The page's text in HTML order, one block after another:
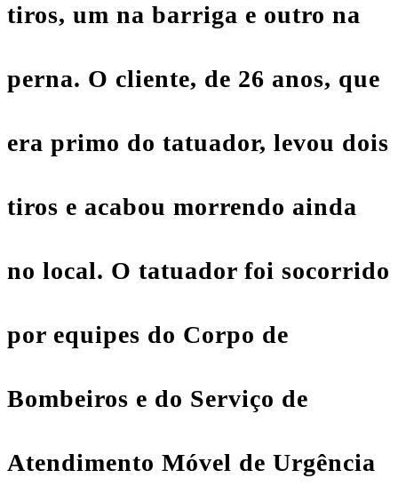
tiros, um na barriga e outro na
perna. O cliente, de 26 anos, que
era primo do tatuador, levou dois
tiros e acabou morrendo ainda
no local. O tatuador foi socorrido
por equipes do Corpo de
Bombeiros e do Serviço de
Atendimento Móvel de Urgência